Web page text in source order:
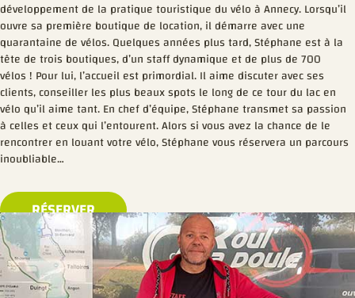
développement de la pratique touristique du vélo à Annecy. Lorsqu’il
ouvre sa première boutique de location, il démarre avec une
quarantaine de vélos. Quelques années plus tard, Stéphane est à la
tête de trois boutiques, d’un staff dynamique et de plus de 700
vélos ! Pour lui, l’accueil est primordial. Il aime discuter avec ses
clients, conseiller les plus beaux spots le long de ce tour du lac en
vélo qu’il aime tant. En chef d’équipe, Stéphane transmet sa passion
à celles et ceux qui l’entourent. Alors si vous avez la chance de le
rencontrer en louant votre vélo, Stéphane vous réservera un parcours
inoubliable…
RÉSERVER